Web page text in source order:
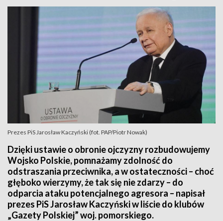
Prezes PiS Jarosław Kaczyński (fot. PAP/Piotr Nowak)
Dzięki ustawie o obronie ojczyzny rozbudowujemy
Wojsko Polskie, pomnażamy zdolność do
odstraszania przeciwnika, a w ostateczności – choć
głęboko wierzymy, że tak się nie zdarzy – do
odparcia ataku potencjalnego agresora – napisał
prezes PiS Jarosław Kaczyński w liście do klubów
„Gazety Polskiej” woj. pomorskiego.